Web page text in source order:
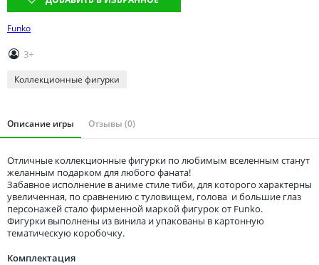
Томская область
Тюменская область
Funko
3+
Коллекционные фигурки
Описание игры Отзывы (0)
Отличные коллекционные фигурки по любимым вселенным станут
желанным подарком для любого фаната!
Забавное исполнение в аниме стиле тиби, для которого характерны
увеличенная, по сравнению с туловищем, голова и большие глаз
персонажей стало фирменной маркой фигурок от Funko.
Фигурки выполнены из винила и упакованы в картонную
тематическую коробочку.
Комплектация